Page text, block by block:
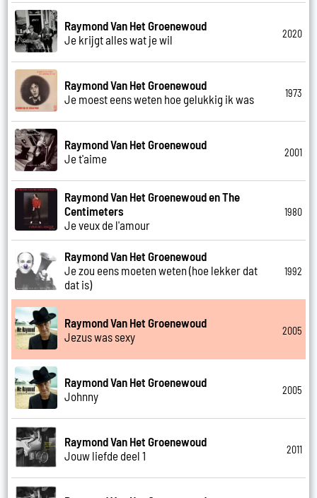
Raymond Van Het Groenewoud
Je krijgt alles wat je wil
2020
Raymond Van Het Groenewoud
Je moest eens weten hoe gelukkig ik was
1973
Raymond Van Het Groenewoud
Je t'aime
2001
Raymond Van Het Groenewoud en The
Centimeters
Je veux de l'amour
1980
Raymond Van Het Groenewoud
Je zou eens moeten weten (hoe lekker dat
dat is)
1992
Raymond Van Het Groenewoud
Jezus was sexy
2005
Raymond Van Het Groenewoud
Johnny
2005
Raymond Van Het Groenewoud
Jouw liefde deel 1
2011